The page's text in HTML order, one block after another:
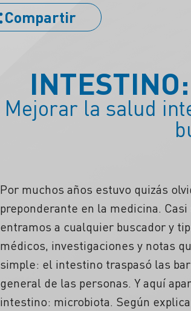
Compartir
Mejorar la salud
Por muchos años estuvo quizás
preponderante en la medicina.
entramos a cualquier buscador y
médicos, investigaciones y notas
simple: el intestino traspasó las
general de las personas. Y aquí
intestino: microbiota. Según